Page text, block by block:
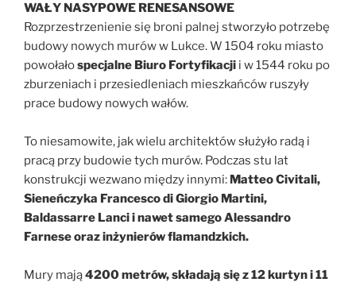
WAŁY NASYPOWE RENESANSOWE
Rozprzestrzenienie się broni palnej stworzyło potrzebę
budowy nowych murów w Lukce. W 1504 roku miasto
powołałospecjalne Biuro Fortyfikacji i w 1544 roku po
zburzeniach i przesiedleniach mieszkańców ruszyły
prace budowy nowych wałów.
To niesamowite, jak wielu architektów służyło radą i
pracą przy budowie tych murów. Podczas stu lat
konstrukcji wezwano między innymi: Matteo Civitali,
Sieneńczyka Francesco di Giorgio Martini,
Baldassarre Lanci i nawet samego Alessandro
Farnese oraz inżynierów flamandzkich.
Mury mają4200 metrów, składają się z 12 kurtyn i 11